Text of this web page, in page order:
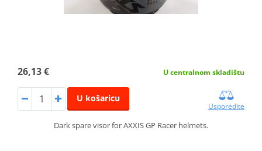
26,13 € U centralnom skladištu
U košaricu
Usporedite
Dark spare visor for AXXIS GP Racer helmets.